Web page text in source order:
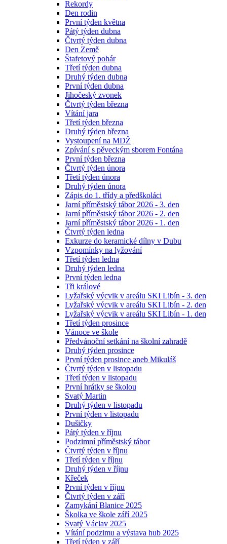
Rekordy
Den rodin
První týden května
Pátý týden dubna
Čtvrtý týden dubna
Den Země
Štafetový pohár
Třetí týden dubna
Druhý týden dubna
První týden dubna
Jihočeský zvonek
Čtvrtý týden března
Vítání jara
Třetí týden března
Druhý týden března
Vystoupení na MDŽ
Zpívání s pěveckým sborem Fontána
První týden března
Čtvrtý týden února
Třetí týden února
Druhý týden února
Zápis do 1. třídy a předškoláci
Jarní příměstský tábor 2026 - 3. den
Jarní příměstský tábor 2026 - 2. den
Jarní příměstský tábor 2026 - 1. den
Čtvrtý týden ledna
Exkurze do keramické dílny v Dubu
Vzpomínky na lyžování
Třetí týden ledna
Druhý týden ledna
První týden ledna
Tři králové
Lyžařský výcvik v areálu SKI Libín - 3. den
Lyžařský výcvik v areálu SKI Libín - 2. den
Lyžařský výcvik v areálu SKI Libín - 1. den
Třetí týden prosince
Vánoce ve škole
Předvánoční setkání na školní zahradě
Druhý týden prosince
První týden prosince aneb Mikuláš
Čtvrtý týden v listopadu
Třetí týden v listopadu
První hrátky se školou
Svatý Martin
Druhý týden v listopadu
První týden v listopadu
Dušičky
Pátý týden v říjnu
Podzimní příměstský tábor
Čtvrtý týden v říjnu
Třetí týden v říjnu
Druhý týden v říjnu
Křeček
První týden v říjnu
Čtvrtý týden v září
Zamykání Blanice 2025
Školka ve škole září 2025
Svatý Václav 2025
Vítání podzimu a výstava hub 2025
Třetí týden v září